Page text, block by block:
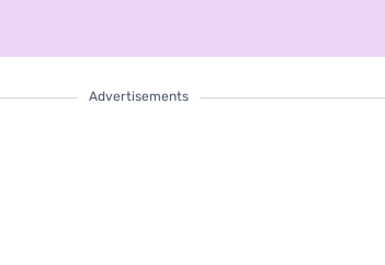
Advertisements